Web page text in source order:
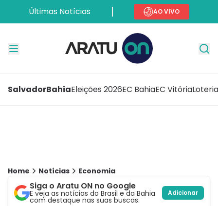
Últimas Notícias AO VIVO
SalvadorBahiaEleições 2026EC BahiaEC Vitória
Home Notícias Economia
Siga o Aratu ON no Google
E veja as notícias do Brasil e da Bahia
com destaque nas suas buscas.
Adicionar